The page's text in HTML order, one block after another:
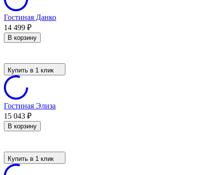
Гостиная Данко
14 499 ₽
В корзину
Купить в 1 клик
Гостиная Элиза
15 043 ₽
В корзину
Купить в 1 клик